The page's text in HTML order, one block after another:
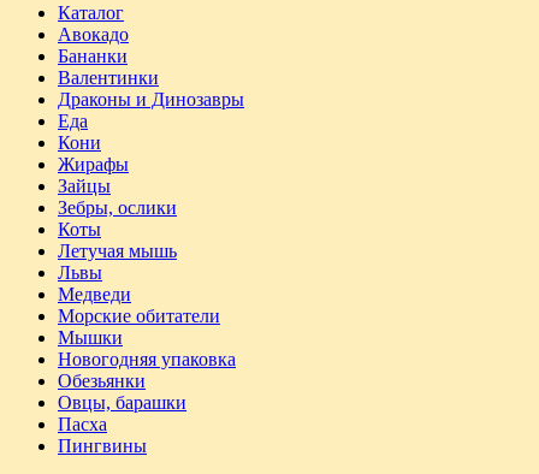
Каталог
Авокадо
Бананки
Валентинки
Драконы и Динозавры
Еда
Кони
Жирафы
Зайцы
Зебры, ослики
Коты
Летучая мышь
Львы
Медведи
Морские обитатели
Мышки
Новогодняя упаковка
Обезьянки
Овцы, барашки
Пасха
Пингвины